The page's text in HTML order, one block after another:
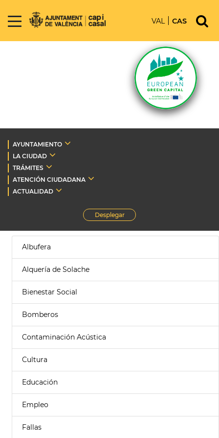
VAL CAS
AYUNTAMIENTO
LA CIUDAD
TRÁMITES
ATENCIÓN CIUDADANA
ACTUALIDAD
Desplegar
Albufera
Alquería de Solache
Bienestar Social
Bomberos
Contaminación Acústica
Cultura
Educación
Empleo
Fallas